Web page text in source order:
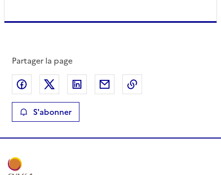
Partager la page
Partager sur Facebook
Partager sur XPartager sur LinkedIn
Partager par email
S'abonner